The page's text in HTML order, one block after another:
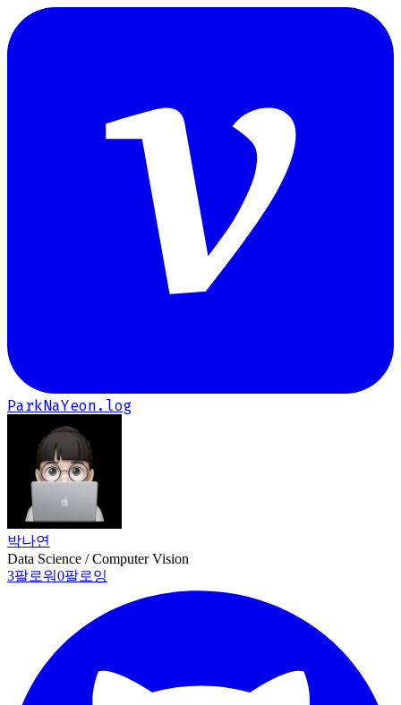
ParkNaYeon.log
ParkNaYeon.log
박나연
Data Science / Computer Vision
3팔로워0팔로잉